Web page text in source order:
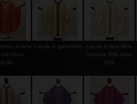
in lana
col.rosso
Casula in gabardine
casula in lana 60%
viscosa 30% lurex
10%